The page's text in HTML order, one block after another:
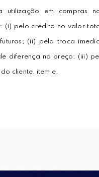
em compras
(i) pelo crédito no valor
(ii) pela troca
diferença no preço; (iii)
cliente, item e.